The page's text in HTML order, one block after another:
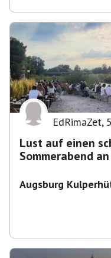
EdRimaZet,
Lust auf einen
Sommerabend
Augsburg